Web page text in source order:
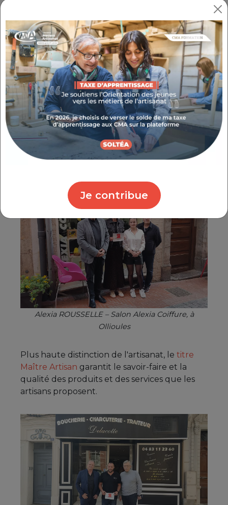
Je contribue
Bruno GARCIA – Lavastone, à Toulon
L'occasion de les rencontrer dans leur
quotidien avec les représentants des
communes, des confédérations et des
organisations professionnelles du Secteur des
Métiers du Var.
Alexia ROUSSELLE – Salon Alexia Coiffure, à
Ollioules
Plus haute distinction de l'artisanat, le titre
Maître Artisan garantit le savoir-faire et la
qualité des produits et des services que les
artisans proposent.